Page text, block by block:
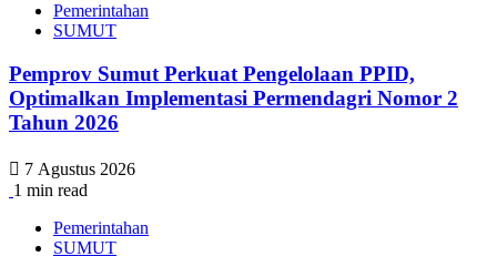
Pemerintahan
SUMUT
Pemprov Sumut Perkuat Pengelolaan PPID,
Optimalkan Implementasi Permendagri Nomor 2
Tahun 2026
7 Agustus 2026
1 min read
Pemerintahan
SUMUT